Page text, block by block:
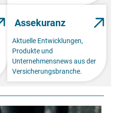
Assekuranz
Aktuelle Entwicklungen,
Produkte und
Unternehmensnews aus der
Versicherungsbranche.